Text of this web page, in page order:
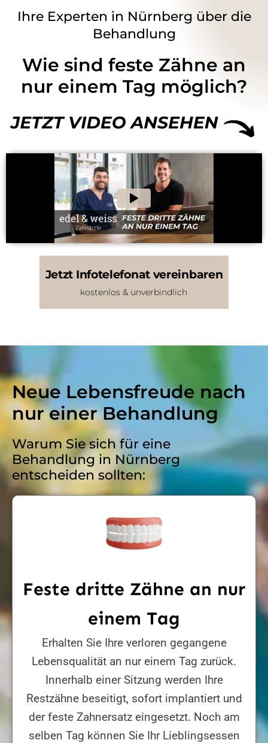
Ihre Experten in Nürnberg über die
Behandlung
Wie sind feste Zähne an
nur einem Tag möglich?
Jetzt Infotelefonat vereinbaren
kostenlos & unverbindlich
Neue Lebensfreude nach
nur einer Behandlung
Warum Sie sich für eine
Behandlung in Nürnberg
entscheiden sollten:
Feste dritte Zähne an nur
einem Tag
Erhalten Sie Ihre verloren gegangene
Lebensqualität an nur einem Tag zurück.
Innerhalb einer Sitzung werden Ihre
Restzähne beseitigt, sofort implantiert und
der feste Zahnersatz eingesetzt. Noch am
selben Tag können Sie Ihr Lieblingsessen